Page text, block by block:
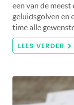
een van de
geluidsgolven en
time alle
LEES VERDER